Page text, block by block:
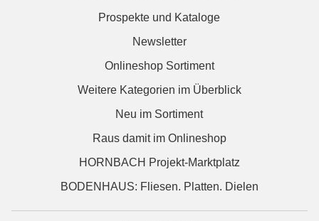
Prospekte und Kataloge
Newsletter
Onlineshop Sortiment
Weitere Kategorien im Überblick
Neu im Sortiment
Raus damit im Onlineshop
HORNBACH Projekt-Marktplatz
BODENHAUS: Fliesen. Platten. Dielen